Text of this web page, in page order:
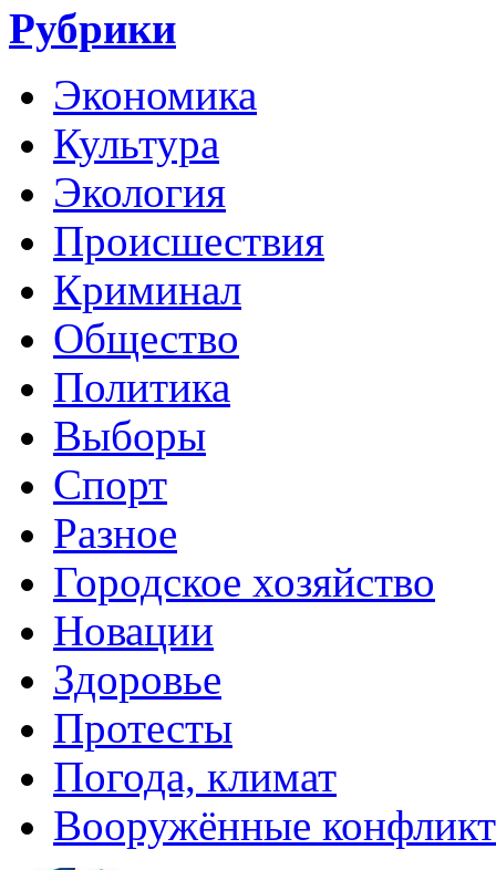
Рубрики
Экономика
Культура
Экология
Происшествия
Криминал
Общество
Политика
Выборы
Спорт
Разное
Городское хозяйство
Новации
Здоровье
Протесты
Погода, климат
Вооружённые